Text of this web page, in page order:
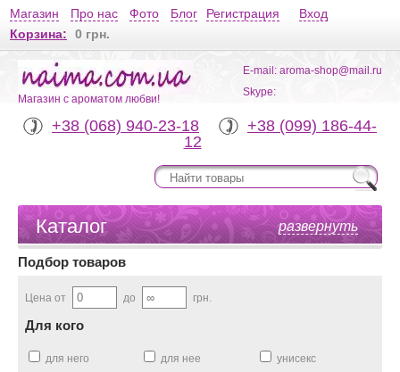
Магазин Про нас Фото Блог Регистрация
Вход
Корзина:
0 грн.
Магазин с ароматом любви!
+38 (068) 940-23-18
+38 (099) 186-44-
12
E-mail: aroma-shop@mail.ru
Skype:
развернуть
Каталог
Подбор товаров
Цена от до грн.
Для кого
для него для нее унисекс